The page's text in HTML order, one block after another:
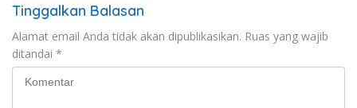
Tinggalkan Balasan
Alamat email Anda tidak akan dipublikasikan. Ruas yang wajib
ditandai *